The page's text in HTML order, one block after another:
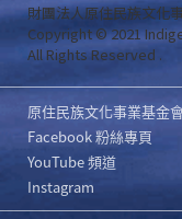
財團法人原住民族文化
Copyright © 2021
All Rights Reserved .
原住民族文化事業基金
Facebook 粉絲專頁
YouTube 頻道
Instagram